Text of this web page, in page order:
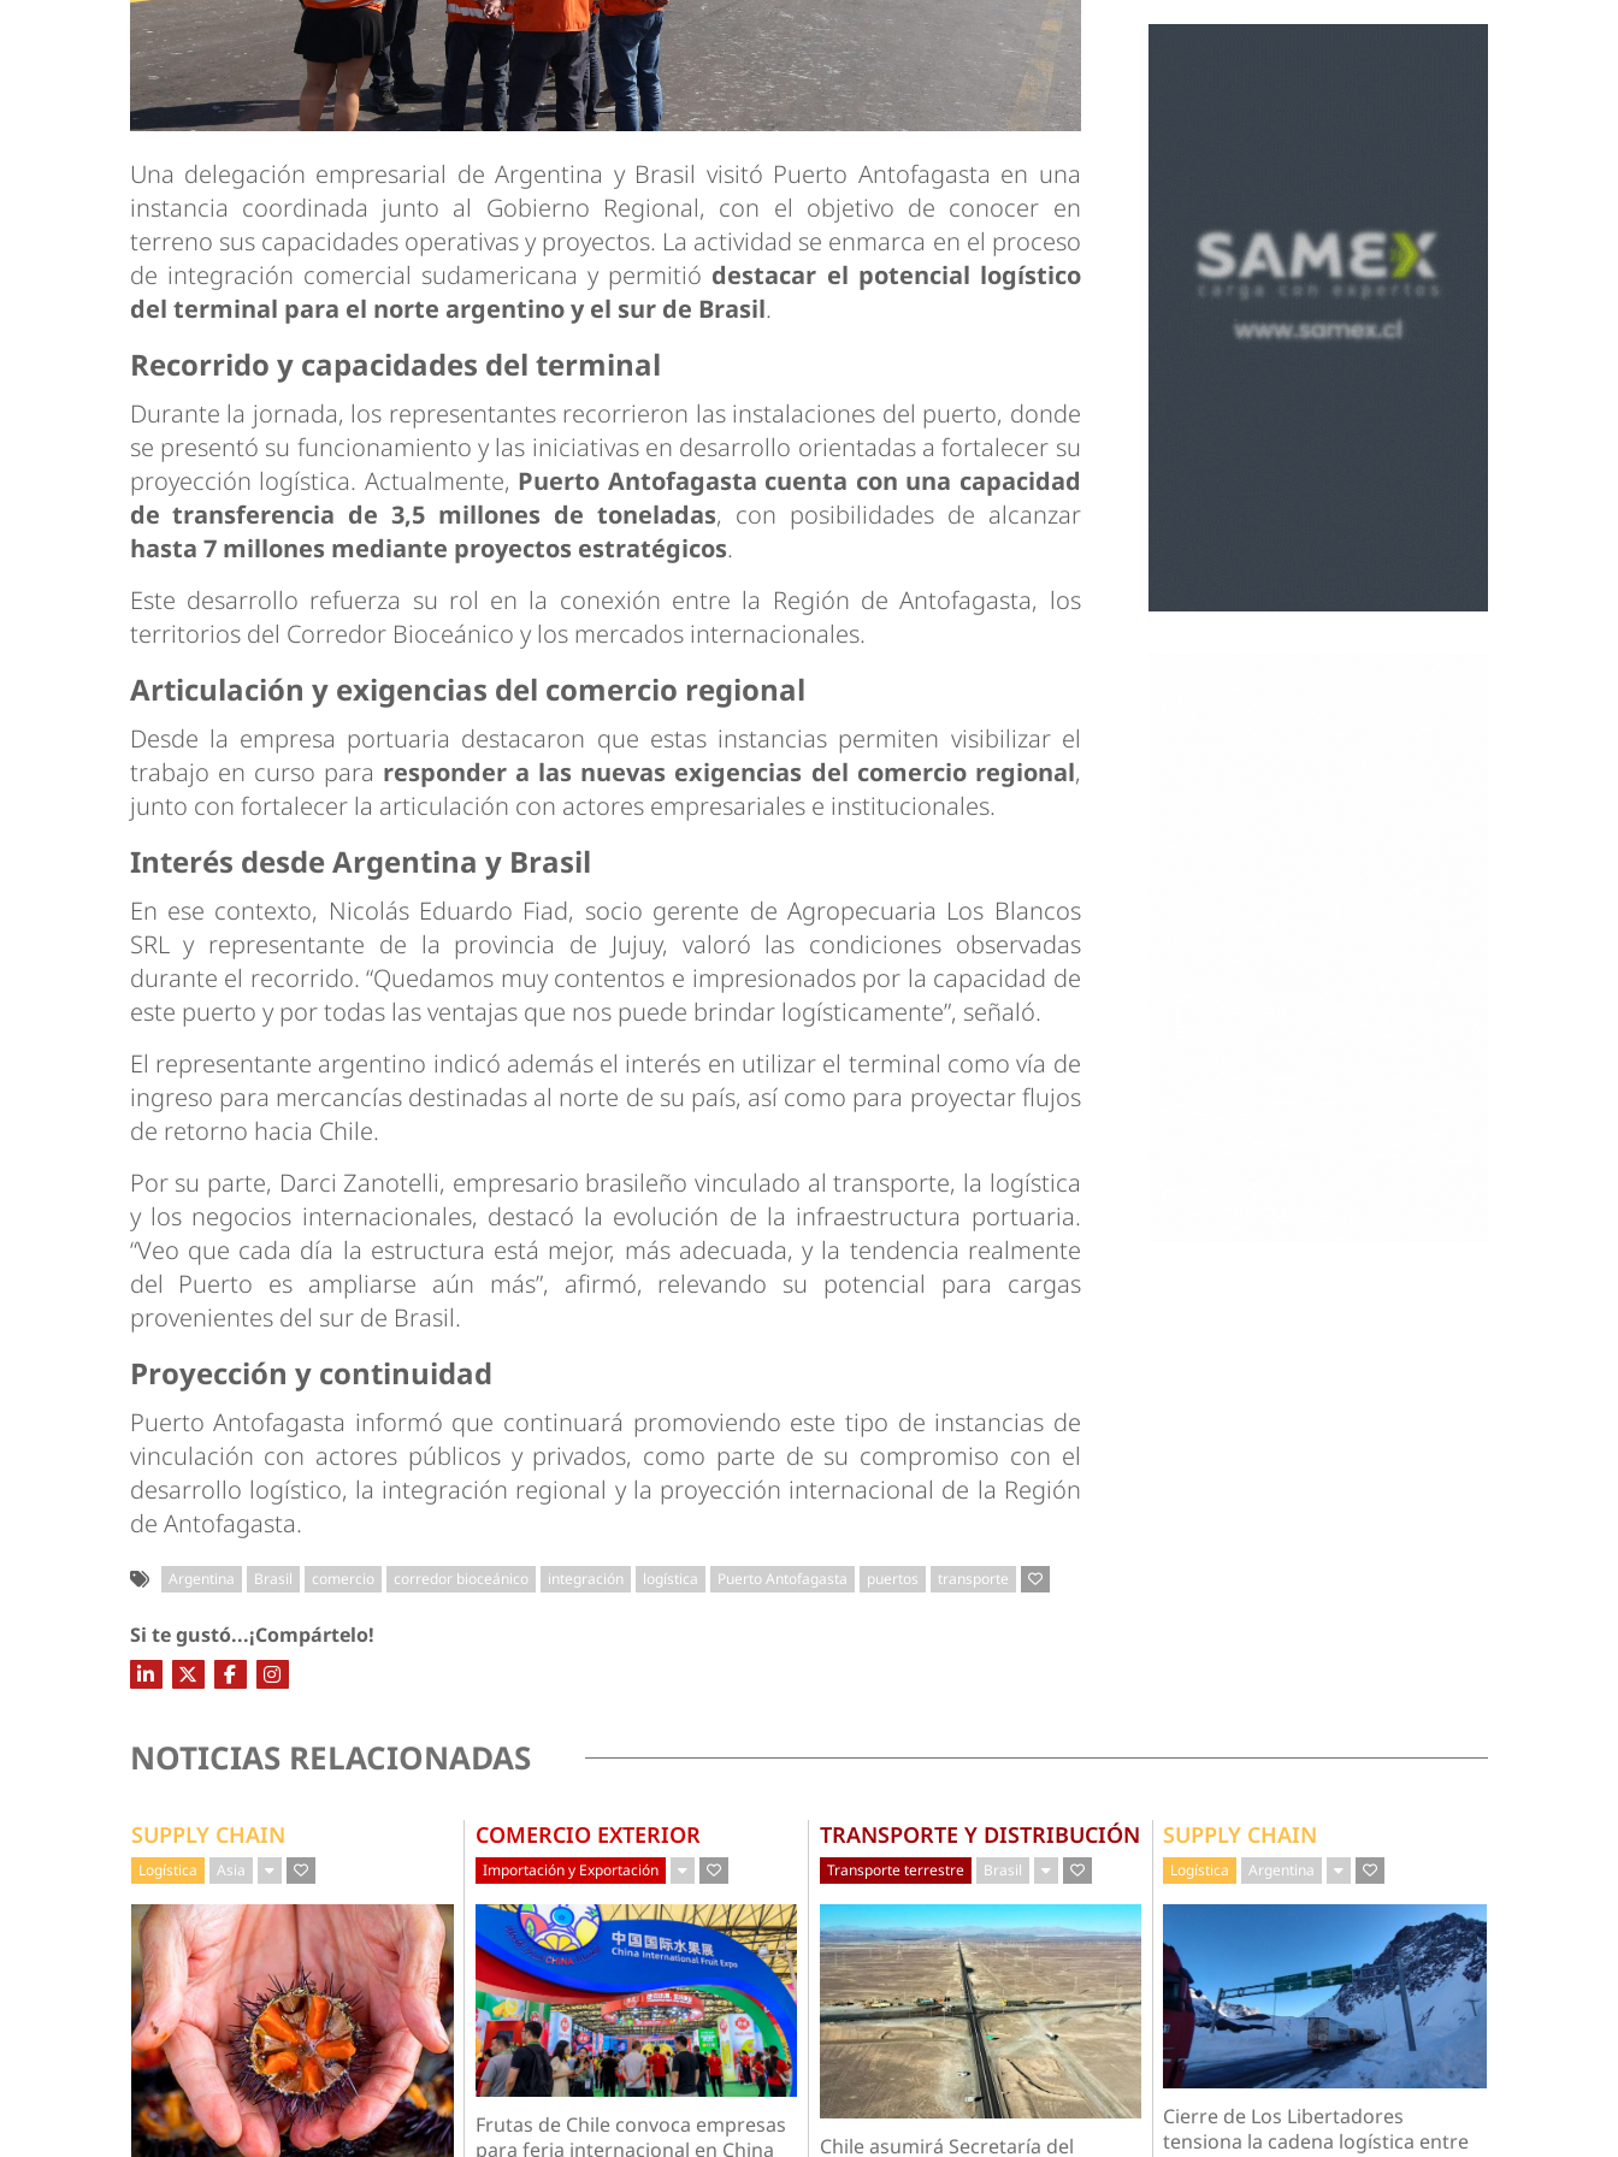
Una delegación empresarial de Argentina y Brasil visitó Puerto Antofagasta en una
instancia coordinada junto al Gobierno Regional, con el objetivo de conocer en
terreno sus capacidades operativas y proyectos. La actividad se enmarca en el proceso
de integración comercial sudamericana y permitió destacar el potencial logístico
del terminal para el norte argentino y el sur de Brasil.
Recorrido y capacidades del terminal
Durante la jornada, los representantes recorrieron las instalaciones del puerto, donde
se presentó su funcionamiento y las iniciativas en desarrollo orientadas a fortalecer su
proyección logística. Actualmente, Puerto Antofagasta cuenta con una capacidad
de transferencia de 3,5 millones de toneladas, con posibilidades de alcanzar
hasta 7 millones mediante proyectos estratégicos.
Este desarrollo refuerza su rol en la conexión entre la Región de Antofagasta, los
territorios del Corredor Bioceánico y los mercados internacionales.
Articulación y exigencias del comercio regional
Desde la empresa portuaria destacaron que estas instancias permiten visibilizar el
trabajo en curso para responder a las nuevas exigencias del comercio regional,
junto con fortalecer la articulación con actores empresariales e institucionales.
Interés desde Argentina y Brasil
En ese contexto, Nicolás Eduardo Fiad, socio gerente de Agropecuaria Los Blancos
SRL y representante de la provincia de Jujuy, valoró las condiciones observadas
durante el recorrido. “Quedamos muy contentos e impresionados por la capacidad de
este puerto y por todas las ventajas que nos puede brindar logísticamente”, señaló.
El representante argentino indicó además el interés en utilizar el terminal como vía de
ingreso para mercancías destinadas al norte de su país, así como para proyectar flujos
de retorno hacia Chile.
Por su parte, Darci Zanotelli, empresario brasileño vinculado al transporte, la logística
y los negocios internacionales, destacó la evolución de la infraestructura portuaria.
“Veo que cada día la estructura está mejor, más adecuada, y la tendencia realmente
del Puerto es ampliarse aún más”, afirmó, relevando su potencial para cargas
provenientes del sur de Brasil.
Proyección y continuidad
Puerto Antofagasta informó que continuará promoviendo este tipo de instancias de
vinculación con actores públicos y privados, como parte de su compromiso con el
desarrollo logístico, la integración regional y la proyección internacional de la Región
de Antofagasta.
Argentina Brasil comercio corredor bioceánico integración logística Puerto Antofagasta puertos transporte
Si te gustó...¡Compártelo!
NOTICIAS RELACIONADAS
SUPPLY CHAIN
Logística Asia
COMERCIO EXTERIOR
Importación y Exportación
Frutas de Chile convoca empresas
para feria internacional en China
TRANSPORTE Y DISTRIBUCIÓN
Transporte terrestre Brasil
Chile asumirá Secretaría del
SUPPLY CHAIN
Logística Argentina
Cierre de Los Libertadores
tensiona la cadena logística entre